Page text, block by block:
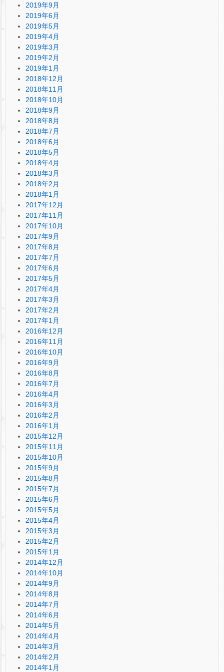
2019年9月
2019年6月
2019年5月
2019年4月
2019年3月
2019年2月
2019年1月
2018年12月
2018年11月
2018年10月
2018年9月
2018年8月
2018年7月
2018年6月
2018年5月
2018年4月
2018年3月
2018年2月
2018年1月
2017年12月
2017年11月
2017年10月
2017年9月
2017年8月
2017年7月
2017年6月
2017年5月
2017年4月
2017年3月
2017年2月
2017年1月
2016年12月
2016年11月
2016年10月
2016年9月
2016年8月
2016年7月
2016年4月
2016年3月
2016年2月
2016年1月
2015年12月
2015年11月
2015年10月
2015年9月
2015年8月
2015年7月
2015年6月
2015年5月
2015年4月
2015年3月
2015年2月
2015年1月
2014年12月
2014年10月
2014年9月
2014年8月
2014年7月
2014年6月
2014年5月
2014年4月
2014年3月
2014年2月
2014年1月